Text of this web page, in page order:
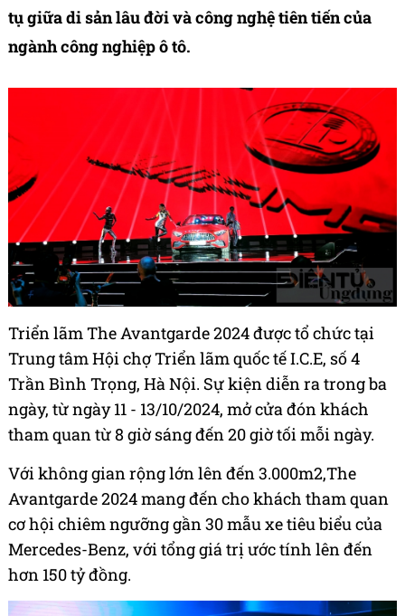
tụ giữa di sản lâu đời và công nghệ tiên tiến của
ngành công nghiệp ô tô.
Triển lãm The Avantgarde 2024 được tổ chức tại
Trung tâm Hội chợ Triển lãm quốc tế I.C.E, số 4
Trần Bình Trọng, Hà Nội. Sự kiện diễn ra trong ba
ngày, từ ngày 11 - 13/10/2024, mở cửa đón khách
tham quan từ 8 giờ sáng đến 20 giờ tối mỗi ngày.
Với không gian rộng lớn lên đến 3.000m2,The
Avantgarde 2024 mang đến cho khách tham quan
cơ hội chiêm ngưỡng gần 30 mẫu xe tiêu biểu của
Mercedes-Benz, với tổng giá trị ước tính lên đến
hơn 150 tỷ đồng.